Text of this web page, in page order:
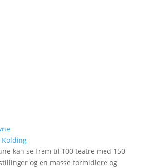
Kolding
kan se frem til 100 teatre med 150
og en masse formidlere og